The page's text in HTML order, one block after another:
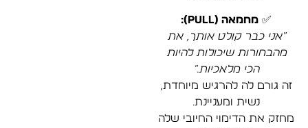
✅ מחמאה (Pull):
"אני כבר קולט אותך, את
מהבחורות שיכולות להיות
הכי מלאכיות…"
זה גורם לה להרגיש מיוחדת,
נשית ומעניינת.
מחזק את הדימוי החיובי שלה